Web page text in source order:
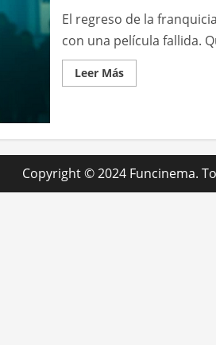
El regreso de la
con una película fallida.
Leer MásLeer
más
Copyright © 2024 Funcinema.